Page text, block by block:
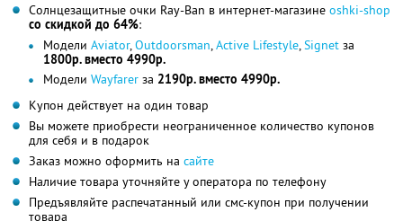
Солнцезащитные очки Ray-Ban в интернет-магазине oshki-shop
со скидкой до 64%:
Модели Aviator,Outdoorsman,Active Lifestyle,Signet за
1800р. вместо 4990р.
Модели Wayfarer за 2190р. вместо 4990р.
Купон действует на один товар
Вы можете приобрести неограниченное количество купонов
для себя и в подарок
Заказ можно оформить на сайте
Наличие товара уточняйте у оператора по телефону
Предъявляйте распечатанный или смс-купон при получении
товара